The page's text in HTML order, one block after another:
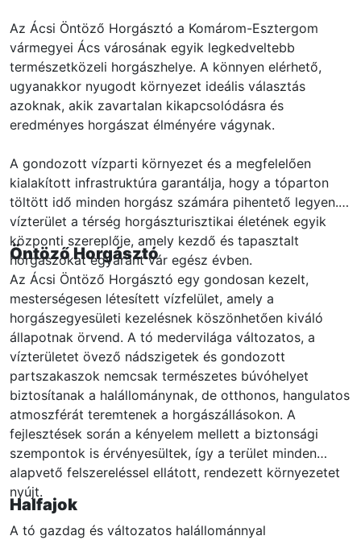
Az Ácsi Öntöző Horgásztó a Komárom-Esztergom
vármegyei Ács városának egyik legkedveltebb
természetközeli horgászhelye. A könnyen elérhető,
ugyanakkor nyugodt környezet ideális választás
azoknak, akik zavartalan kikapcsolódásra és
eredményes horgászat élményére vágynak.
A gondozott vízparti környezet és a megfelelően
kialakított infrastruktúra garantálja, hogy a tóparton
töltött idő minden horgász számára pihentető legyen. A
vízterület a térség horgászturisztikai életének egyik
központi szereplője, amely kezdő és tapasztalt
horgászokat egyaránt vár egész évben.
Öntöző Horgásztó
Az Ácsi Öntöző Horgásztó egy gondosan kezelt,
mesterségesen létesített vízfelület, amely a
horgászegyesületi kezelésnek köszönhetően kiváló
állapotnak örvend. A tó medervilága változatos, a
vízterületet övező nádszigetek és gondozott
partszakaszok nemcsak természetes búvóhelyet
biztosítanak a halállománynak, de otthonos, hangulatos
atmoszférát teremtenek a horgászállásokon. A
fejlesztések során a kényelem mellett a biztonsági
szempontok is érvényesültek, így a terület minden
alapvető felszereléssel ellátott, rendezett környezetet
nyújt.
Halfajok
A tó gazdag és változatos halállománnyal